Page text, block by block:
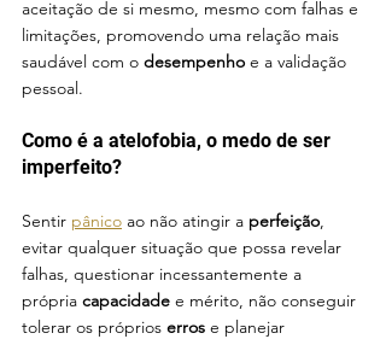
aceitação de si mesmo, mesmo com falhas e
limitações, promovendo uma relação mais
saudável com o desempenho e a validação
pessoal.
Como é a atelofobia, o medo de ser
imperfeito?
Sentir pânico ao não atingir a perfeição,
evitar qualquer situação que possa revelar
falhas, questionar incessantemente a
própria capacidade e mérito, não conseguir
tolerar os próprios erros e planejar